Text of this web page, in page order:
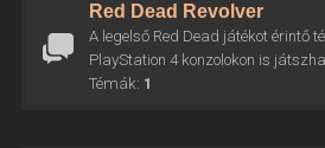
Red Dead Revolver
A legelső Red Dead játékot érintő
PlayStation 4 konzolokon is
Témák: 1